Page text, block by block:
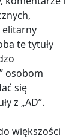
elitarny
te tytuły
osobom
się
z „AD”.
większości